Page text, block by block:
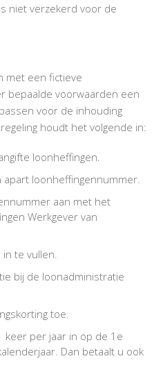
niet verzekerd voor de
met een fictieve
bepaalde voorwaarden een
voor de inhouding
houdt het volgende in:
loonheffingen.
apart loonheffingennummer.
aan met het
Werkgever van
te vullen.
bij de loonadministratie
toe.
keer per jaar in op de 1e
Dan betaalt u ook